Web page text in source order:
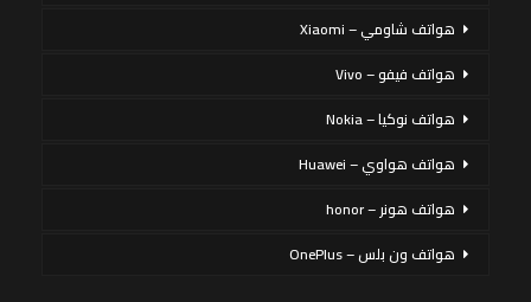
هواتف شاومي – Xiaomi
هواتف فيفو – Vivo
هواتف نوكيا – Nokia
هواتف هواوي – Huawei
هواتف هونر – honor
هواتف ون بلس – OnePlus